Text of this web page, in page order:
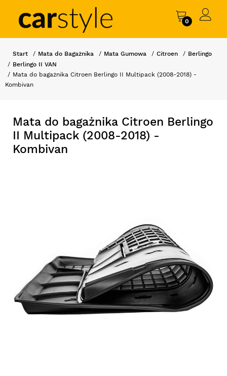
0
Start Mata do Bagażnika Mata Gumowa Citroen
Berlingo
Berlingo II VAN
Mata do bagażnika Citroen Berlingo II Multipack (2008-2018) -
Kombivan
Mata do bagażnika Citroen Berlingo
II Multipack (2008-2018) -
Kombivan